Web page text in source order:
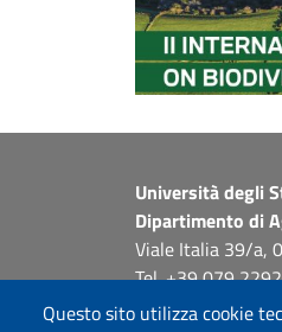
Questo sito utilizza cookie
Università degli
Dipartimento di
Viale Italia 39/a,
Tel. +39 079
PEC: